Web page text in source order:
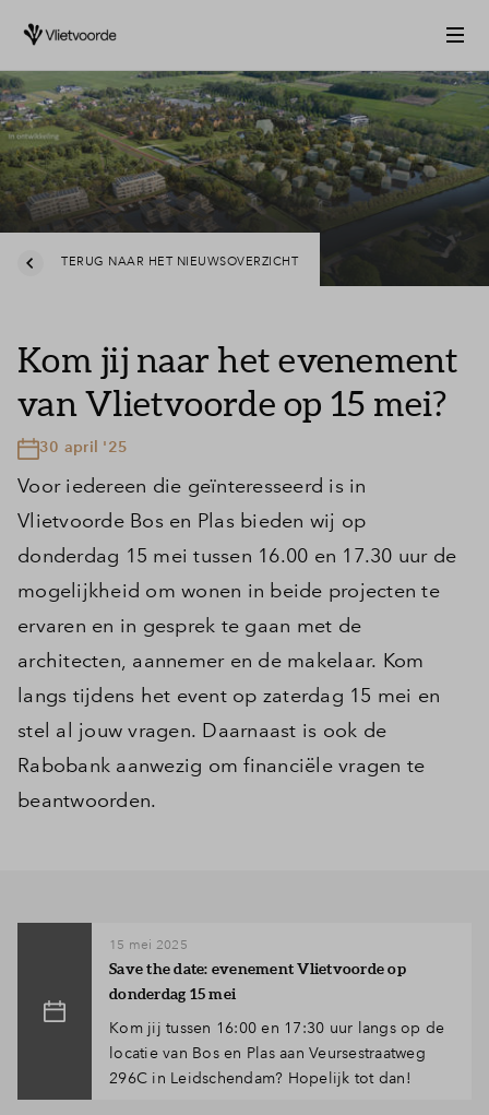
TERUG NAAR HET NIEUWSOVERZICHT
Kom jij naar het evenement
van Vlietvoorde op 15 mei?
30 april '25
Voor iedereen die geïnteresseerd is in
Vlietvoorde Bos en Plas bieden wij op
donderdag 15 mei tussen 16.00 en 17.30 uur de
mogelijkheid om wonen in beide projecten te
ervaren en in gesprek te gaan met de
architecten, aannemer en de makelaar. Kom
langs tijdens het event op zaterdag 15 mei en
stel al jouw vragen. Daarnaast is ook de
Rabobank aanwezig om financiële vragen te
beantwoorden.
15 mei 2025
Save the date: evenement Vlietvoorde op
donderdag 15 mei
Kom jij tussen 16:00 en 17:30 uur langs op de
locatie van Bos en Plas aan Veursestraatweg
296C in Leidschendam? Hopelijk tot dan!